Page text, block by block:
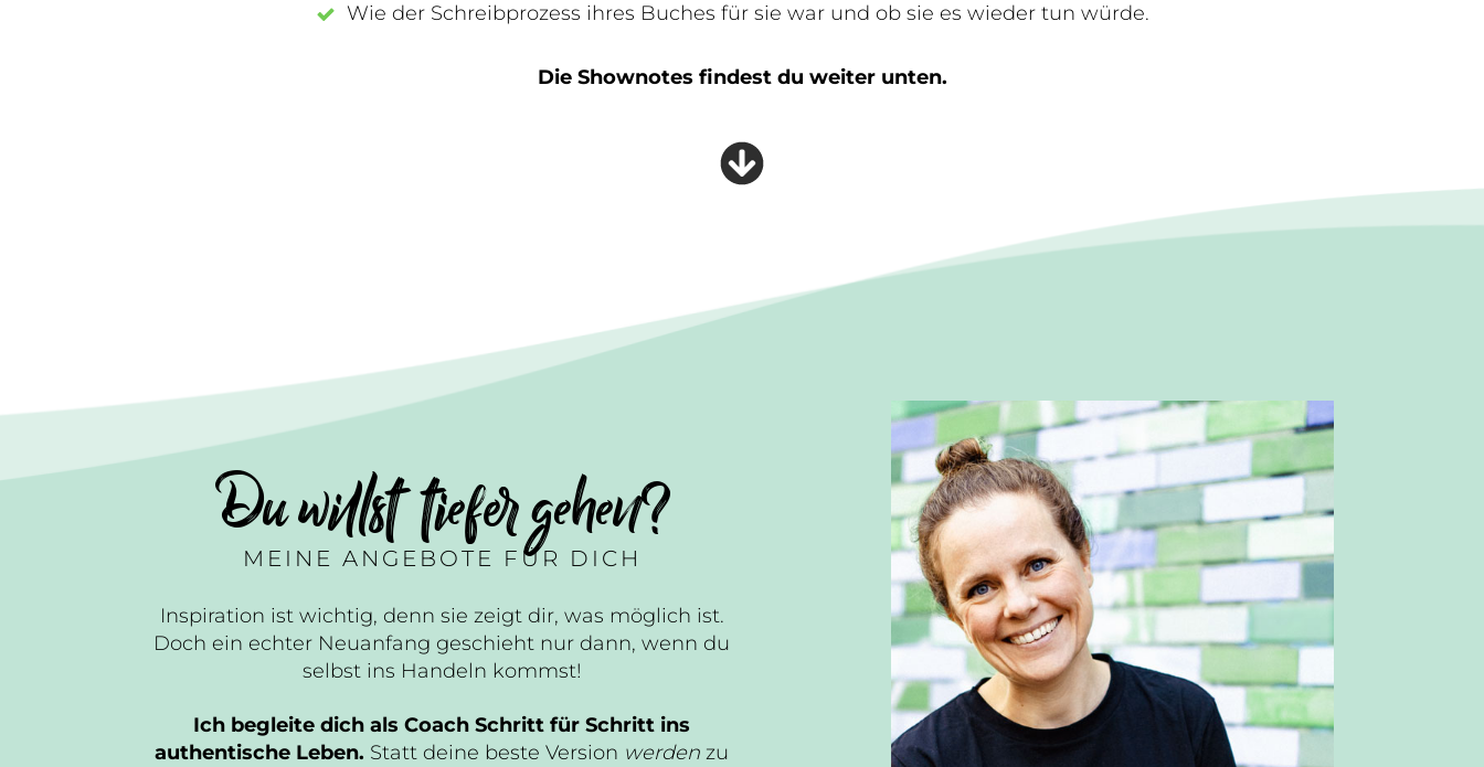
Wie der Schreibprozess ihres Buches für sie war und ob sie es wieder tun würde.
Die Shownotes findest du weiter unten.
Du willst tiefer gehen?
MEINE ANGEBOTE FÜR DICH
Inspiration ist wichtig, denn sie zeigt dir, was möglich ist.
Doch ein echter Neuanfang geschieht nur dann, wenn du
selbst ins Handeln kommst!
Ich begleite dich als Coach Schritt für Schritt ins
authentische Leben. Statt deine beste Version werdenzu